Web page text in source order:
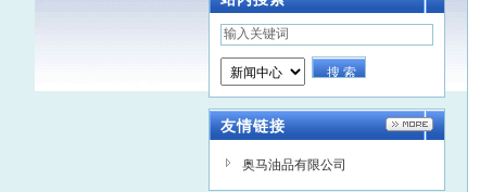
友情链接
奥马油品有限公司